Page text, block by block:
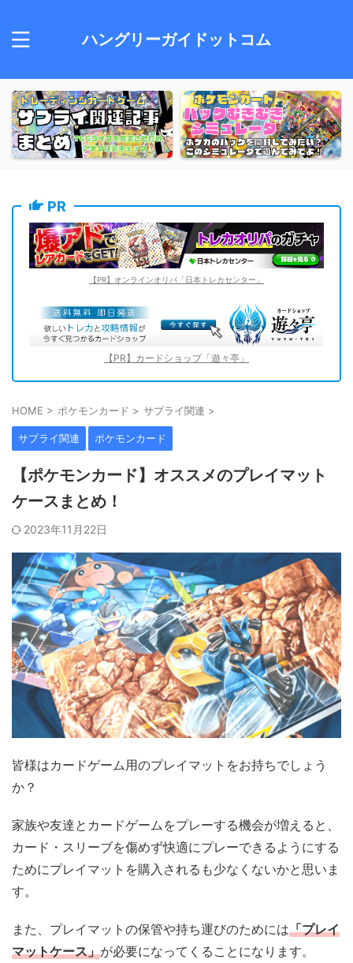
ハングリーガイドットコム
PR
【PR】オンラインオリパ「日本トレカセンター」
【PR】カードショップ「遊々亭」
HOME > ポケモンカード > サプライ関連 >
サプライ関連 ポケモンカード
【ポケモンカード】オススメのプレイマット
ケースまとめ！
2023年11月22日
皆様はカードゲーム用のプレイマットをお持ちでしょう
か？
家族や友達とカードゲームをプレーする機会が増えると、
カード・スリーブを傷めず快適にプレーできるようにする
ためにプレイマットを購入されるも少なくないかと思いま
す。
また、プレイマットの保管や持ち運びのためには「プレイ
マットケース」が必要になってくることになります。